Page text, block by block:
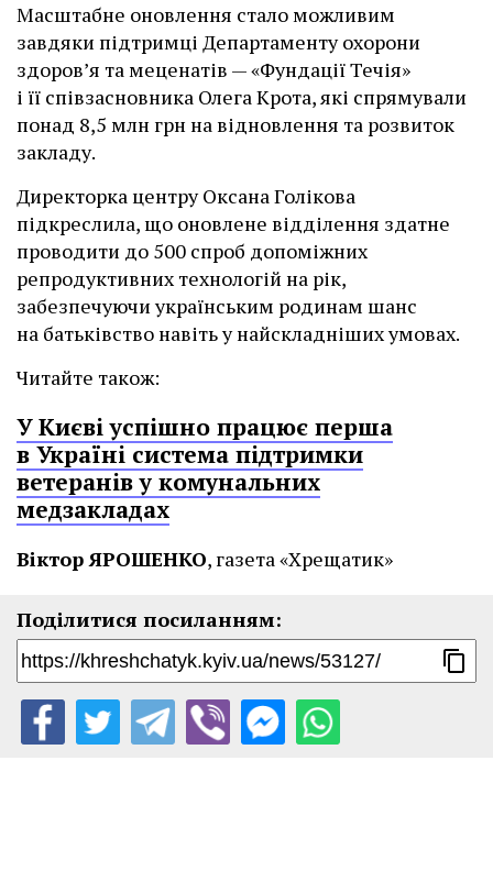
Масштабне оновлення стало можливим
завдяки підтримці Департаменту охорони
здоров’я та меценатів — «Фундації Течія»
і її співзасновника Олега Крота, які спрямували
понад 8,5 млн грн на відновлення та розвиток
закладу.
Директорка центру Оксана Голікова
підкреслила, що оновлене відділення здатне
проводити до 500 спроб допоміжних
репродуктивних технологій на рік,
забезпечуючи українським родинам шанс
на батьківство навіть у найскладніших умовах.
Читайте також:
У Києві успішно працює перша
в Україні система підтримки
ветеранів у комунальних
медзакладах
Віктор ЯРОШЕНКО, газета «Хрещатик»